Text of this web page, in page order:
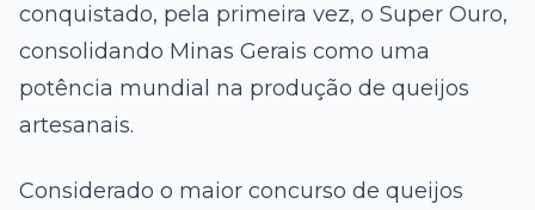
conquistado, pela primeira vez, o Super Ouro,
consolidando Minas Gerais como uma
potência mundial na produção de queijos
artesanais.
Considerado o maior concurso de queijos